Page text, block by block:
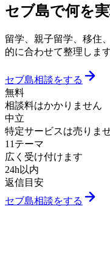
セブ島で何を
留学、親子留学、移住
的に合わせて整理します
セブ島相談をする
無料
相談料はかかりません
中立
特定サービスは売りま
11テーマ
広く受け付けます
24h以内
返信目安
セブ島相談をする